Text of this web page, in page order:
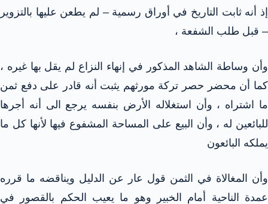
إذ أنه ثابت التاريخ في أوراق رسمية – لم يطعن عليها بالتزوير
– قبل طلب الشفعة ،
وأن وساطة الشاهد المذكور في إنهاء النزاع لم يقل بها غيره ،
كما أن محضر حصر تركة مورثهم يثبت أنه قادر على دفع ثمن
ما اشتراه ، وأن استغلاله الأرض بنفسه يرجع الى أنه أجرها
للبائعين له ، وأن البيع على المساحة المشفوع فيها لأنها كل ما
يملكه البائعون
وأن المغالاة في الثمن قول عار عن الدليل ويناقضه ما قرره
عمدة الناحية أمام الخبير وهو ما يعيب الحكم بالقصور في